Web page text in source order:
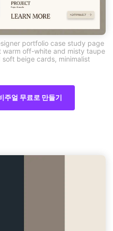
portfolio case study page
warm off-white and misty taupe
beige cards, minimalist
주얼 무료로 만들기